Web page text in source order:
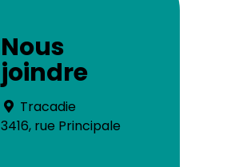
Nous
joindre
Tracadie
3416, rue Principale